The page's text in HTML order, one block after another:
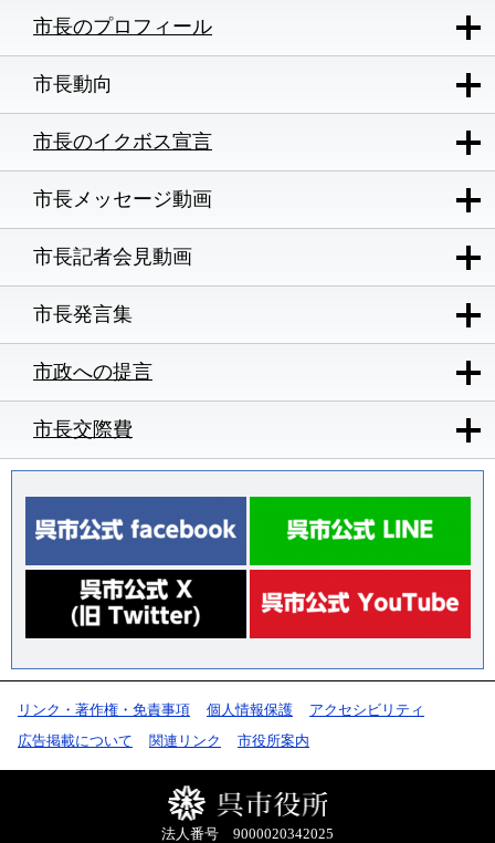
市長のプロフィール
市長動向
市長のイクボス宣言
市長メッセージ動画
市長記者会見動画
市長発言集
市政への提言
市長交際費
リンク・著作権・免責事項 個人情報保護
アクセシビリティ
広告掲載について
関連リンク 市役所案内
法人番号 9000020342025